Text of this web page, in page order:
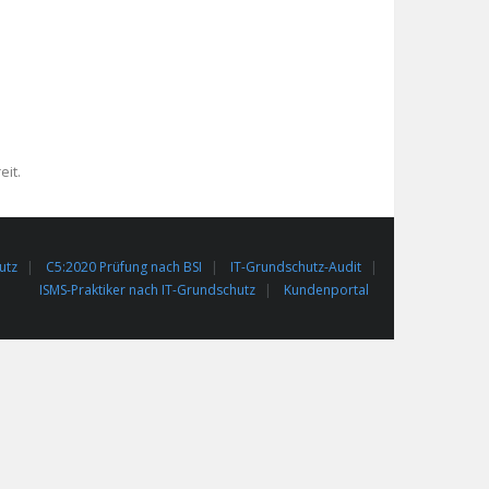
C5:2020 Prüfung nach BSI
IT-Grundschutz-Audit
ISMS-Praktiker nach IT-Grundschutz
Kundenportal